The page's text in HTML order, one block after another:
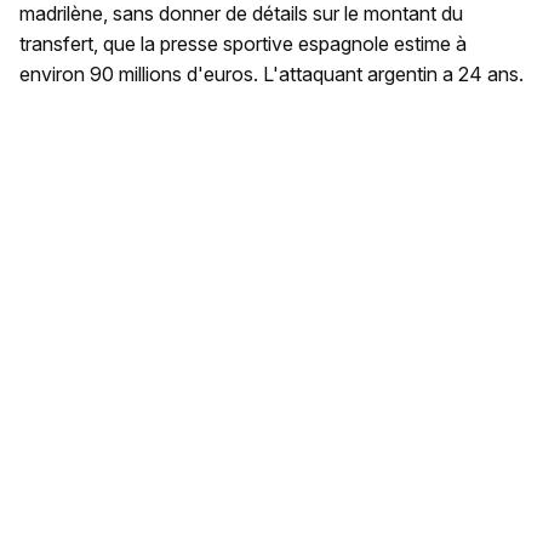
madrilène, sans donner de détails sur le montant du
transfert, que la presse sportive espagnole estime à
environ 90 millions d'euros. L'attaquant argentin a 24 ans.